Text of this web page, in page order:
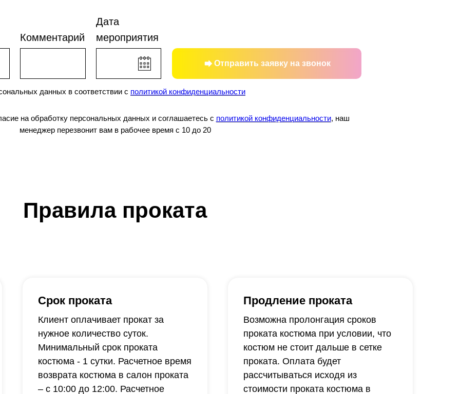
Комментарий
Дата
мероприятия
данных в соответствии с политикой конфиденциальности
Отправить заявку на звонок
на обработку персональных данных и соглашаетесь c политикой конфиденциальности, наш
менеджер перезвонит вам в рабочее время с 10 до 20
Правила проката
Срок проката
Клиент оплачивает прокат за
нужное количество суток.
Минимальный срок проката
костюма - 1 сутки. Расчетное время
возврата костюма в салон проката
– с 10:00 до 12:00. Расчетное
Продление проката
Возможна пролонгация сроков
проката костюма при условии, что
костюм не стоит дальше в сетке
проката. Оплата будет
рассчитываться исходя из
стоимости проката костюма в